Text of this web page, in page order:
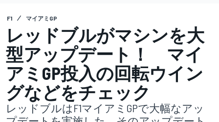
F1 マイアミGP
レッドブルがマシンを大
型アップデート！ マイ
アミGP投入の回転ウイン
グなどをチェック
レッドブルはF1マイアミGPで大幅なアッ